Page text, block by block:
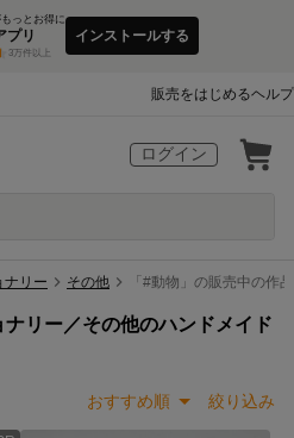
っとお得に
プリ
3万件以上
インストールする
販売をはじめるヘルプ
ログイン
ナリー その他 「#動物」の販売中の作品
リー／その他のハンドメイド
おすすめ順 絞り込み